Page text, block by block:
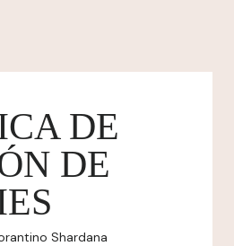
DE
DE
Shardana